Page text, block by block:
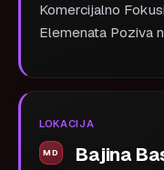
Komercijalno
Elemenata Poziva
LOKACIJA
Bajina